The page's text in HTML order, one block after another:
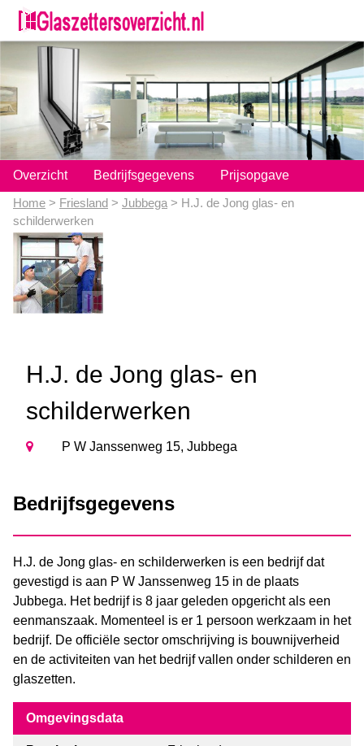
;
Overzicht Bedrijfsgegevens Prijsopgave
Home > Friesland > Jubbega > H.J. de Jong glas- en
schilderwerken
H.J. de Jong glas- en
schilderwerken
P W Janssenweg 15, Jubbega
Bedrijfsgegevens
H.J. de Jong glas- en schilderwerken is een bedrijf dat
gevestigd is aan P W Janssenweg 15 in de plaats
Jubbega. Het bedrijf is 8 jaar geleden opgericht als een
eenmanszaak. Momenteel is er 1 persoon werkzaam in het
bedrijf. De officiële sector omschrijving is bouwnijverheid
en de activiteiten van het bedrijf vallen onder schilderen en
glaszetten.
Omgevingsdata